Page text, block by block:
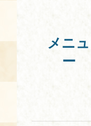
メニュ
ー